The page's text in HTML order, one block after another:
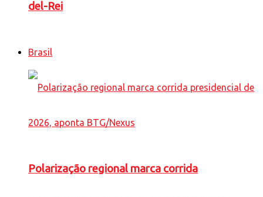
del-Rei
Brasil
Polarização regional marca corrida